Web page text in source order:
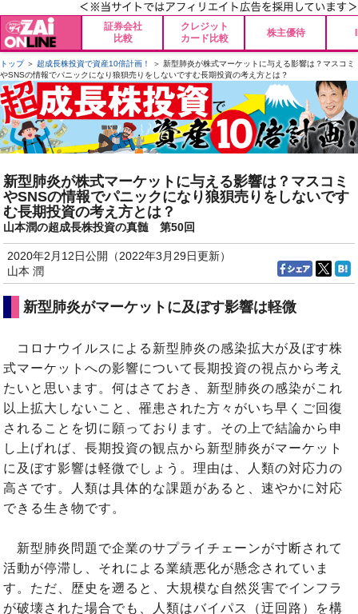
証券会社
比較
クレジット
カード比較
株主優待
トップ＞ 超成長株投資で資産10倍計画！
＞ 新型肺炎が株式マーケットに与える影響は？マスコミ
やSNSの情報でパニックになり狼狽売りをしないですむ長期投資の考え方とは？
新型肺炎が株式マーケットに与える影響は？マスコミ
やSNSの情報でパニックになり狼狽売りをしないです
む長期投資の考え方とは？
山本潤の超成長株投資の真髄 第50回
2020年2月12日公開（2022年3月29日更新）
山本 潤
新型肺炎がマーケットに及ぼす影響は軽微
コロナウイルスによる新型肺炎の感染拡大が及ぼす株
式マーケットへの影響について長期投資の視点から考え
たいと思います。何はさておき、新型肺炎の感染がこれ
以上拡大しないこと、罹患された方々がいち早くご回復
されることを切に願っております。その上で結論から申
し上げれば、長期投資の観点から新型肺炎がマーケット
に及ぼす影響は軽微でしょう。理由は、人類の対応力の
高さです。人類は具体的な課題があると、速やかに対応
できる生き物です。
新型肺炎問題で企業のサプライチェーンが寸断されて
活動が停滞し、それによる業績悪化が懸念されていま
す。ただ、歴史を遡ると、大規模な自然災害でインフラ
が破壊された場合でも、人類はバイパス（迂回路）を構